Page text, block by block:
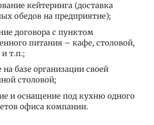
кейтеринга (доставка
обедов на предприятие);
договора с пунктом
питания – кафе, столовой,
т.п.;
на базе организации своей
столовой;
и оснащение под кухню одного
офиса компании.